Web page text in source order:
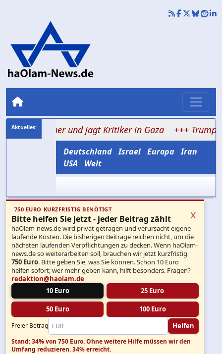
und jagt Kritiker in Gaza +++ Trump erwägt
Deutschland Israel Europa Iran
USA
Welt
750 EURO KURZFRISTIG BENÖTIGT
Bitte helfen Sie jetzt - jeder Beitrag zählt
haOlam-news.de wird privat getragen und verursacht eigene
laufende Kosten. Die bisherigen Beiträge reichen nicht, um die
nächsten laufenden Verpflichtungen zu decken. Wenn haOlam-
news.de so weiterarbeiten soll, brauchen wir jetzt kurzfristig
750 Euro. Bitte geben Sie, was Sie können. Schon 10 Euro
helfen sofort; wer mehr geben kann, hilft besonders. Fragen?
redaktion@haolam.de
10 Euro
25 Euro
50 Euro 100 Euro
Freier Betrag Helfen
x
Stand: 34% von 750 Euro.Ohne weitere Hilfe müssen wir den
Umfang reduzieren.34% erreicht.